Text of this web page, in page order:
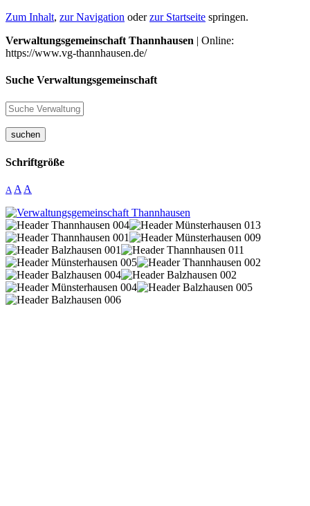
Zum Inhalt, zur Navigation oderzur Startseite springen.
Verwaltungsgemeinschaft Thannhausen | Online:
https://www.vg-thannhausen.de/
Suche Verwaltungsgemeinschaft
suchen
Schriftgröße
A A A